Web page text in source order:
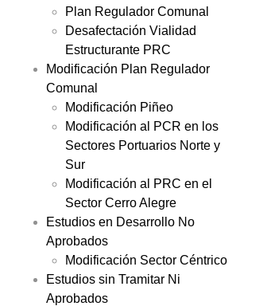
Plan Regulador Comunal
Desafectación Vialidad
Estructurante PRC
Modificación Plan Regulador
Comunal
Modificación Piñeo
Modificación al PCR en los
Sectores Portuarios Norte y
Sur
Modificación al PRC en el
Sector Cerro Alegre
Estudios en Desarrollo No
Aprobados
Modificación Sector Céntrico
Estudios sin Tramitar Ni
Aprobados